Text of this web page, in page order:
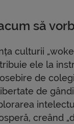
să
culturii
ele la
de
de
creând